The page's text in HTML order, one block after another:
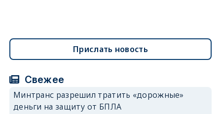
Прислать новость
Свежее
Минтранс разрешил тратить «дорожные»
деньги на защиту от БПЛА